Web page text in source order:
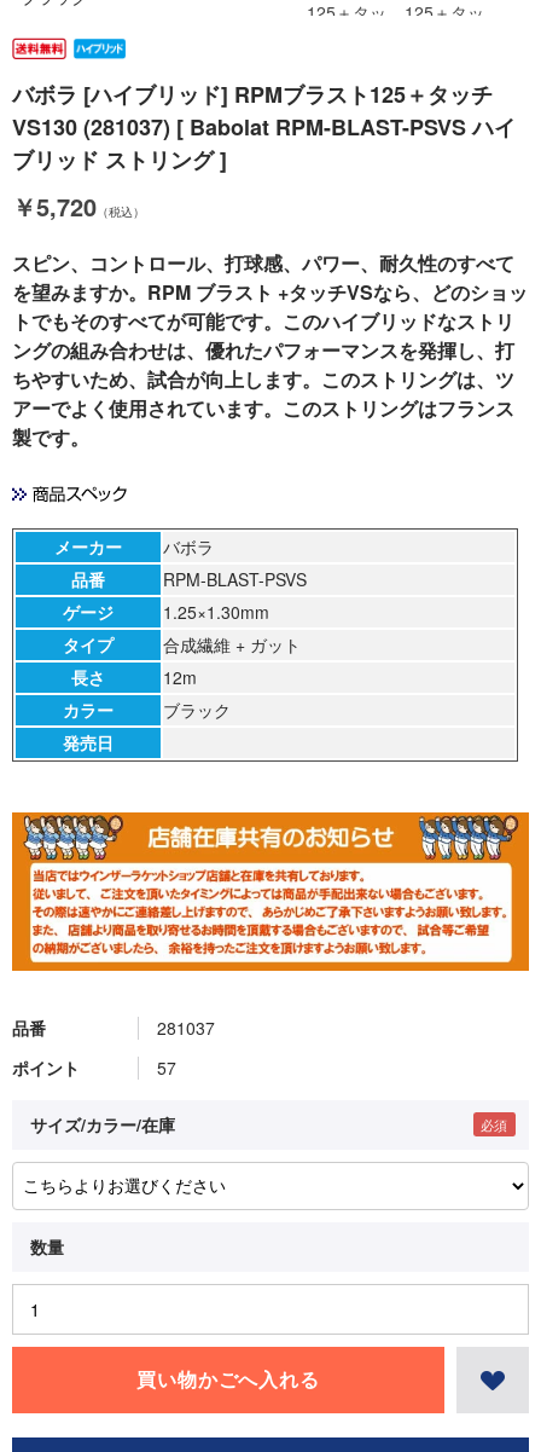
バボラ [ハイブリッド] RPMブラスト125＋タッチ
VS130 (281037) [ Babolat RPM-BLAST-PSVS ハイ
ブリッド ストリング ]
￥5,720 （税込）
品番
281037
ポイント
57
サイズ/カラー/在庫
スピン、コントロール、打球感、パワー、耐久性のすべて
を望みますか。RPM ブラスト +タッチVSなら、どのショッ
トでもそのすべてが可能です。このハイブリッドなストリ
ングの組み合わせは、優れたパフォーマンスを発揮し、打
ちやすいため、試合が向上します。このストリングは、ツ
アーでよく使用されています。このストリングはフランス
製です。
メーカー
バボラ
品番
RPM-BLAST-PSVS
ゲージ
1.25×1.30mm
タイプ
合成繊維 + ガット
長さ
12m
カラー
ブラック
発売日